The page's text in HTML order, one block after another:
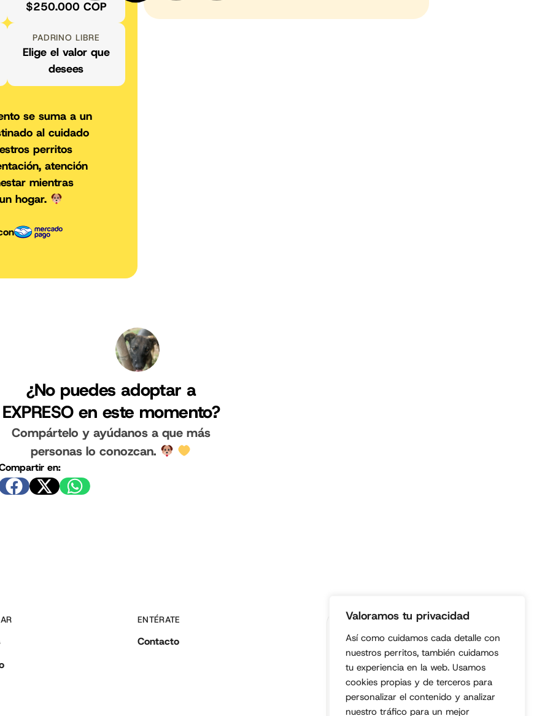
Valoramos tu privacidad
Así como cuidamos cada detalle con
nuestros perritos, también cuidamos
tu experiencia en la web. Usamos
cookies propias y de terceros para
personalizar el contenido y analizar
nuestro tráfico para un mejor
$250.000 COP
PADRINO LIBRE
Elige el valor que
desees
se suma a un
al cuidado
perritos
atención
mientras
hogar.
¿No puedes adoptar a
EXPRESO en este momento?
Compártelo y ayúdanos a que más
personas lo conozcan.
en:
ENTÉRATE
Contacto
Fundación
legalmente
constituida.
ánimo de lucro
• Colombia •